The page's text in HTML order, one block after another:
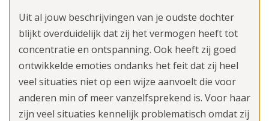
Uit al jouw beschrijvingen van je oudste dochter
blijkt overduidelijk dat zij het vermogen heeft tot
concentratie en ontspanning. Ook heeft zij goed
ontwikkelde emoties ondanks het feit dat zij heel
veel situaties niet op een wijze aanvoelt die voor
anderen min of meer vanzelfsprekend is. Voor haar
zijn veel situaties kennelijk problematisch omdat zij